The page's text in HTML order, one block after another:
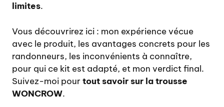
limites.
Vous découvrirez ici : mon expérience vécue
avec le produit, les avantages concrets pour les
randonneurs, les inconvénients à connaître,
pour qui ce kit est adapté, et mon verdict final.
Suivez-moi pour tout savoir sur la trousse
WONCROW.